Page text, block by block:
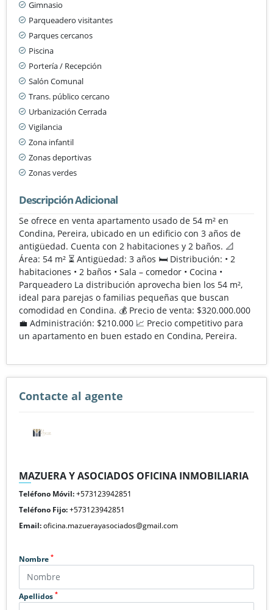
Gimnasio
Parqueadero visitantes
Parques cercanos
Piscina
Portería / Recepción
Salón Comunal
Trans. público cercano
Urbanización Cerrada
Vigilancia
Zona infantil
Zonas deportivas
Zonas verdes
Descripción Adicional
Se ofrece en venta apartamento usado de 54 m² en
Condina, Pereira, ubicado en un edificio con 3 años de
antigüedad. Cuenta con 2 habitaciones y 2 baños. 📐
Área: 54 m² ⏳ Antigüedad: 3 años 🛏️ Distribución: • 2
habitaciones • 2 baños • Sala – comedor • Cocina •
Parqueadero La distribución aprovecha bien los 54 m²,
ideal para parejas o familias pequeñas que buscan
comodidad en Condina. 💰 Precio de venta: $320.000.000
💼 Administración: $210.000 📈 Precio competitivo para
un apartamento en buen estado en Condina, Pereira.
Contacte al agente
MAZUERA Y ASOCIADOS OFICINA INMOBILIARIA
Teléfono Móvil:+573123942851
Teléfono Fijo:+573123942851
Email:oficina.mazuerayasociados@gmail.com
Nombre *
Apellidos *